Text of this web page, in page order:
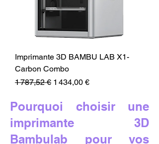
Imprimante 3D BAMBU LAB X1-
Carbon Combo
Prix original
1 787,52 € Prix promotionnel
1 434,00 €
Pourquoi choisir une
imprimante 3D
Bambulab pour vos